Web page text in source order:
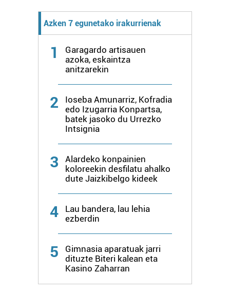
Azken 7 egunetako irakurrienak
1
Garagardo artisauen
azoka, eskaintza
anitzarekin
2
Ioseba Amunarriz, Kofradia
edo Izugarria Konpartsa,
batek jasoko du Urrezko
Intsignia
3
Alardeko konpainien
koloreekin desfilatu ahalko
dute Jaizkibelgo kideek
4
Lau bandera, lau lehia
ezberdin
5
Gimnasia aparatuak jarri
dituzte Biteri kalean eta
Kasino Zaharran